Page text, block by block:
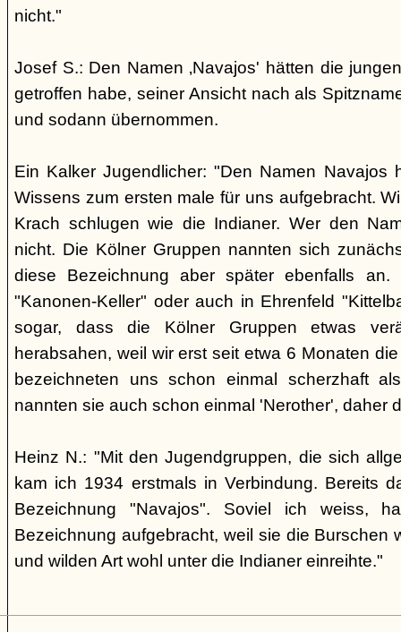
nicht."
Josef S.: Den Namen ‚Navajos' hätten die
getroffen habe, seiner Ansicht nach als
und sodann übernommen.
Ein Kalker Jugendlicher: "Den Namen Navajos
Wissens zum ersten male für uns aufgebracht.
Krach schlugen wie die Indianer. Wer den
nicht. Die Kölner Gruppen nannten sich
diese Bezeichnung aber später ebenfalls
"Kanonen-Keller" oder auch in Ehrenfeld
sogar, dass die Kölner Gruppen etwas
herabsahen, weil wir erst seit etwa 6 Monaten
bezeichneten uns schon einmal scherzhaft
nannten sie auch schon einmal 'Nerother', daher
Heinz N.: "Mit den Jugendgruppen, die sich
kam ich 1934 erstmals in Verbindung. Bereits
Bezeichnung "Navajos". Soviel ich weiss,
Bezeichnung aufgebracht, weil sie die Burschen
und wilden Art wohl unter die Indianer einreihte."